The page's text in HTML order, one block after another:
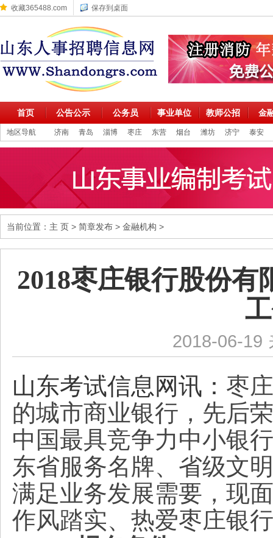
收藏365488.com 保存到桌面
首页 公告公示 公务员 事业单位 教师公招 金
地区导航 济南 青岛 淄博 枣庄 东营 烟台 潍坊 济宁 泰安
当前位置： 主 页 > 简章发布 > 金融机构 >
2018枣庄银行股份
2018-06-19
山东考试信息网讯： 枣
的城市商业银行，先后
中国最具竞争力中小银
东省服务名牌、省级文
满足业务发展需要，现
作风踏实、热爱枣庄银